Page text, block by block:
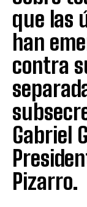
que las
han
contra
Gabriel
Pizarro.